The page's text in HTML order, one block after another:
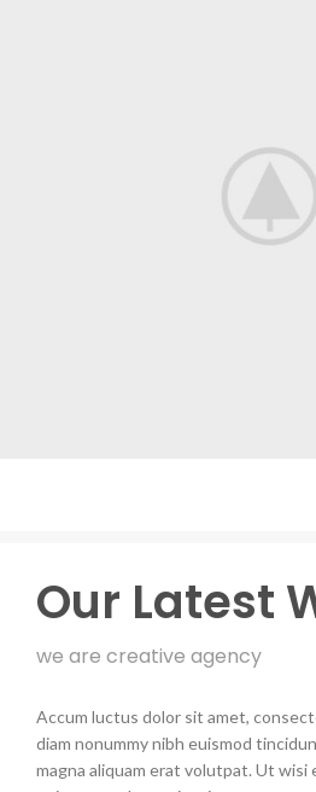
Our Latest
we are creative agency
Accum luctus dolor sit amet,
diam nonummy nibh euismod
magna aliquam erat volutpat. Ut wisi